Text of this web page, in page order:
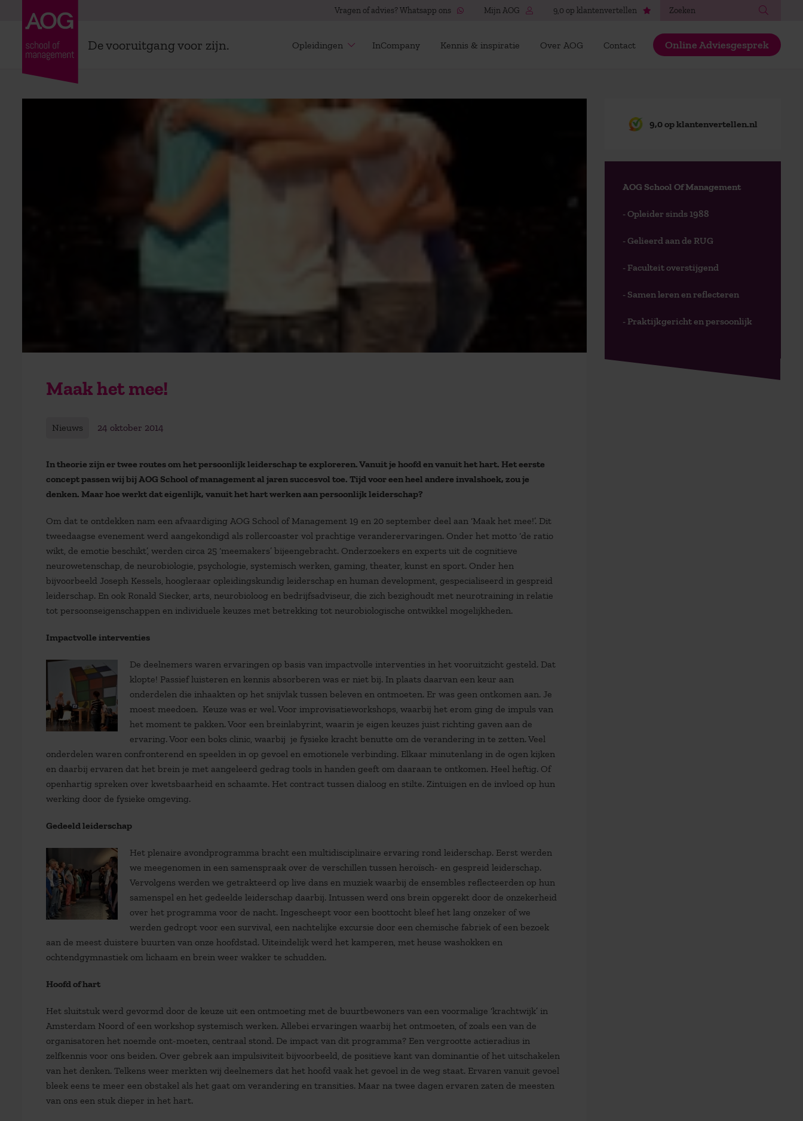
Vragen of advies? Whatsapp ons Mijn AOG 9,0 op klantenvertellen
De vooruitgang voor zijn. Opleidingen InCompany Kennis & inspiratie Over AOG Contact Online Adviesgesprek
Maak het mee!
Nieuws 24 oktober 2014
In theorie zijn er twee routes om het persoonlijk leiderschap te exploreren. Vanuit je hoofd en vanuit het hart. Het eerste
concept passen wij bij AOG School of management al jaren succesvol toe. Tijd voor een heel andere invalshoek, zou je
denken. Maar hoe werkt dat eigenlijk, vanuit het hart werken aan persoonlijk leiderschap?
Om dat te ontdekken nam een afvaardiging AOG School of Management 19 en 20 september deel aan ‘Maak het mee!’. Dit
tweedaagse evenement werd aangekondigd als rollercoaster vol prachtige veranderervaringen. Onder het motto ‘de ratio
wikt, de emotie beschikt’, werden circa 25 ‘meemakers’ bijeengebracht. Onderzoekers en experts uit de cognitieve
neurowetenschap, de neurobiologie, psychologie, systemisch werken, gaming, theater, kunst en sport. Onder hen
bijvoorbeeld Joseph Kessels, hoogleraar opleidingskundig leiderschap en human development, gespecialiseerd in gespreid
leiderschap. En ook Ronald Siecker, arts, neurobioloog en bedrijfsadviseur, die zich bezighoudt met neurotraining in relatie
tot persoonseigenschappen en individuele keuzes met betrekking tot neurobiologische ontwikkel mogelijkheden.
Impactvolle interventies
De deelnemers waren ervaringen op basis van impactvolle interventies in het vooruitzicht gesteld. Dat
klopte! Passief luisteren en kennis absorberen was er niet bij. In plaats daarvan een keur aan
onderdelen die inhaakten op het snijvlak tussen beleven en ontmoeten. Er was geen ontkomen aan. Je
moest meedoen. Keuze was er wel. Voor improvisatieworkshops, waarbij het erom ging de impuls van
het moment te pakken. Voor een breinlabyrint, waarin je eigen keuzes juist richting gaven aan de
ervaring. Voor een boks clinic, waarbij je fysieke kracht benutte om de verandering in te zetten. Veel
onderdelen waren confronterend en speelden in op gevoel en emotionele verbinding. Elkaar minutenlang in de ogen kijken
en daarbij ervaren dat het brein je met aangeleerd gedrag tools in handen geeft om daaraan te ontkomen. Heel heftig. Of
openhartig spreken over kwetsbaarheid en schaamte. Het contract tussen dialoog en stilte. Zintuigen en de invloed op hun
werking door de fysieke omgeving.
Gedeeld leiderschap
Het plenaire avondprogramma bracht een multidisciplinaire ervaring rond leiderschap. Eerst werden
we meegenomen in een samenspraak over de verschillen tussen heroïsch- en gespreid leiderschap.
Vervolgens werden we getrakteerd op live dans en muziek waarbij de ensembles reflecteerden op hun
samenspel en het gedeelde leiderschap daarbij. Intussen werd ons brein opgerekt door de onzekerheid
over het programma voor de nacht. Ingescheept voor een boottocht bleef het lang onzeker of we
werden gedropt voor een survival, een nachtelijke excursie door een chemische fabriek of een bezoek
aan de meest duistere buurten van onze hoofdstad. Uiteindelijk werd het kamperen, met heuse washokken en
ochtendgymnastiek om lichaam en brein weer wakker te schudden.
Hoofd of hart
Het sluitstuk werd gevormd door de keuze uit een ontmoeting met de buurtbewoners van een voormalige ‘krachtwijk’ in
Amsterdam Noord of een workshop systemisch werken. Allebei ervaringen waarbij het ontmoeten, of zoals een van de
organisatoren het noemde ont-moeten, centraal stond. De impact van dit programma? Een vergrootte actieradius in
zelfkennis voor ons beiden. Over gebrek aan impulsiviteit bijvoorbeeld, de positieve kant van dominantie of het uitschakelen
van het denken. Telkens weer merkten wij deelnemers dat het hoofd vaak het gevoel in de weg staat. Ervaren vanuit gevoel
bleek eens te meer een obstakel als het gaat om verandering en transities. Maar na twee dagen ervaren zaten de meesten
van ons een stuk dieper in het hart.
9,0 op klantenvertellen.nl
AOG School Of Management
- Opleider sinds 1988
- Gelieerd aan de RUG
- Faculteit overstijgend
- Samen leren en reflecteren
- Praktijkgericht en persoonlijk